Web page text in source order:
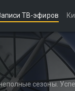
ТВ-эфиров
сезоны.